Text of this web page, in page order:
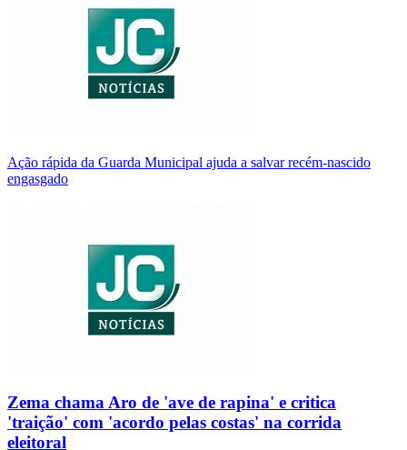
Ação rápida da Guarda Municipal ajuda a salvar recém-nascido
engasgado
Zema chama Aro de 'ave de rapina' e critica
'traição' com 'acordo pelas costas' na corrida
eleitoral